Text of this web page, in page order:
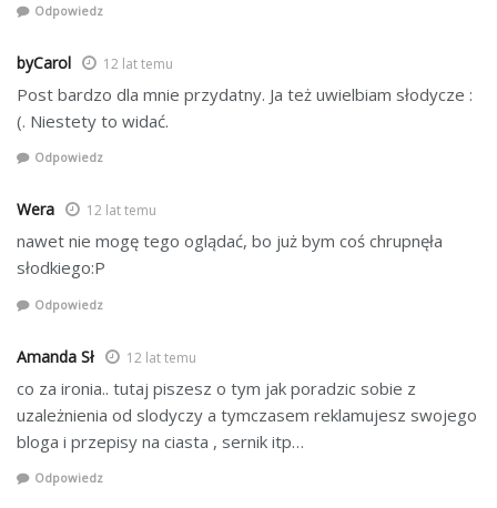
Odpowiedz
byCarol 12 lat temu
Post bardzo dla mnie przydatny. Ja też uwielbiam słodycze :
(. Niestety to widać.
Odpowiedz
Wera 12 lat temu
nawet nie mogę tego oglądać, bo już bym coś chrupnęła
słodkiego:P
Odpowiedz
Amanda Sł 12 lat temu
co za ironia.. tutaj piszesz o tym jak poradzic sobie z
uzależnienia od slodyczy a tymczasem reklamujesz swojego
bloga i przepisy na ciasta , sernik itp…
Odpowiedz